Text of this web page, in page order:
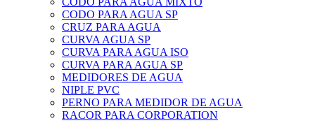
CODO PARA AGUA SP
CRUZ PARA AGUA
CURVA AGUA SP
CURVA PARA AGUA ISO
CURVA PARA AGUA SP
MEDIDORES DE AGUA
NIPLE PVC
PERNO PARA MEDIDOR DE AGUA
RACOR PARA CORPORATION